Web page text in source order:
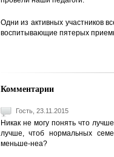
Одни из активных участников
воспитывающие пятерых
Комментарии
Гость, 23.11.2015
Никак не могу понять что
лучше, чтоб нормальных
меньше-неа?